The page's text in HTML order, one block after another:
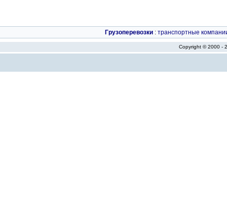
Грузоперевозки : транспортные
Copyright © 2000 -